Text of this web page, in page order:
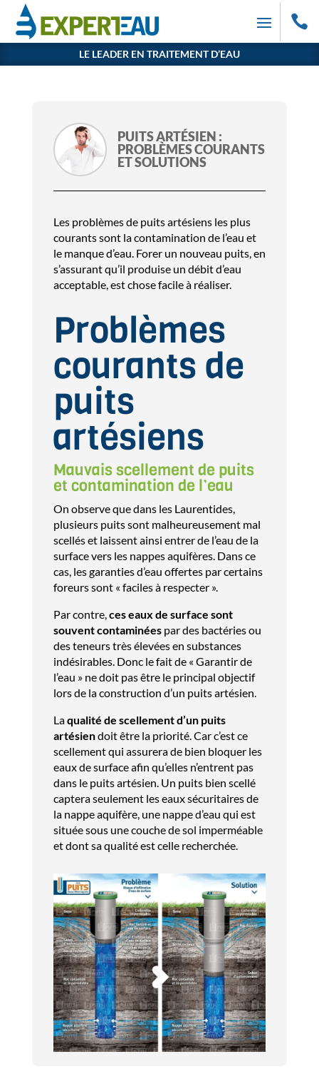

LE LEADER EN TRAITEMENT D’EAU
PUITS ARTÉSIEN :
PROBLÈMES COURANTS
ET SOLUTIONS
Les problèmes de puits artésiens les plus
courants sont la contamination de l’eau et
le manque d’eau. Forer un nouveau puits, en
s’assurant qu’il produise un débit d’eau
acceptable, est chose facile à réaliser.
Problèmes
courants de
puits
artésiens
Mauvais scellement de puits
et contamination de l’eau
On observe que dans les Laurentides,
plusieurs puits sont malheureusement mal
scellés et laissent ainsi entrer de l’eau de la
surface vers les nappes aquifères. Dans ce
cas, les garanties d’eau offertes par certains
foreurs sont « faciles à respecter ».
Par contre,ces eaux de surface sont
souvent contaminéespar des bactéries ou
des teneurs très élevées en substances
indésirables. Donc le fait de « Garantir de
l’eau » ne doit pas être le principal objectif
lors de la construction d’un puits artésien.
Laqualité de scellement d’un puits
artésiendoit être la priorité. Car c’est ce
scellement qui assurera de bien bloquer les
eaux de surface afin qu’elles n’entrent pas
dans le puits artésien. Un puits bien scellé
captera seulement les eaux sécuritaires de
la nappe aquifère, une nappe d’eau qui est
située sous une couche de sol imperméable
et dont sa qualité est celle recherchée.